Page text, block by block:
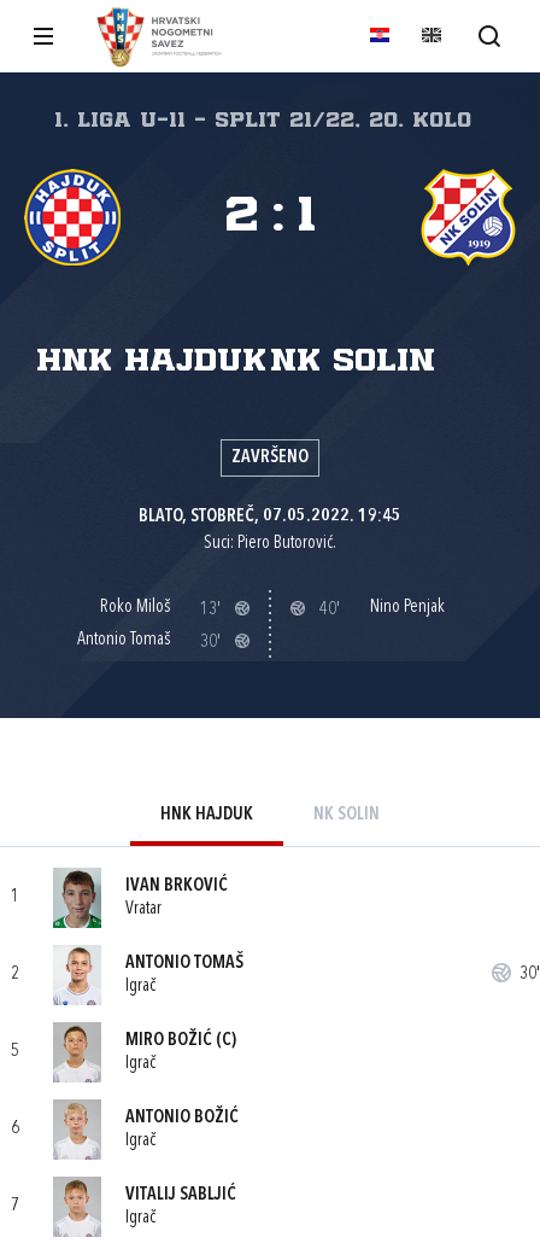
1. liga U-11 - Split 21/22, 20. kolo
HNK Hajduk NK Solin
2 : 1
ZAVRŠENO
BLATO, STOBREČ, 07.05.2022. 19:45
Suci: Piero Butorović.
Roko Miloš
13'
Antonio Tomaš
30'
40' Nino Penjak
HNK HAJDUK NK SOLIN
1
IVAN BRKOVIĆ
Vratar
2
ANTONIO TOMAŠ
Igrač
30'
5
MIRO BOŽIĆ (C)
Igrač
6
ANTONIO BOŽIĆ
Igrač
7
VITALIJ SABLJIĆ
Igrač